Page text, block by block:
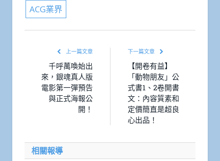
ACG業界
上一篇文章
千呼萬喚始出
來，銀魂真人版
電影第一彈預告
與正式海報公
開！
下一篇文章
【開卷有益】
「動物朋友」公
式書1、2卷開書
文：內容質素和
定價簡直是超良
心出品！
相關報導